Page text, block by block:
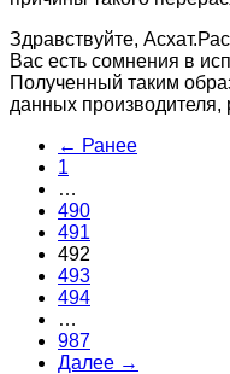
Здравствуйте,
Вас есть сомнения в
Полученный таким
данных
← Ранее
1
…
490
491
492
493
494
…
987
Далее →